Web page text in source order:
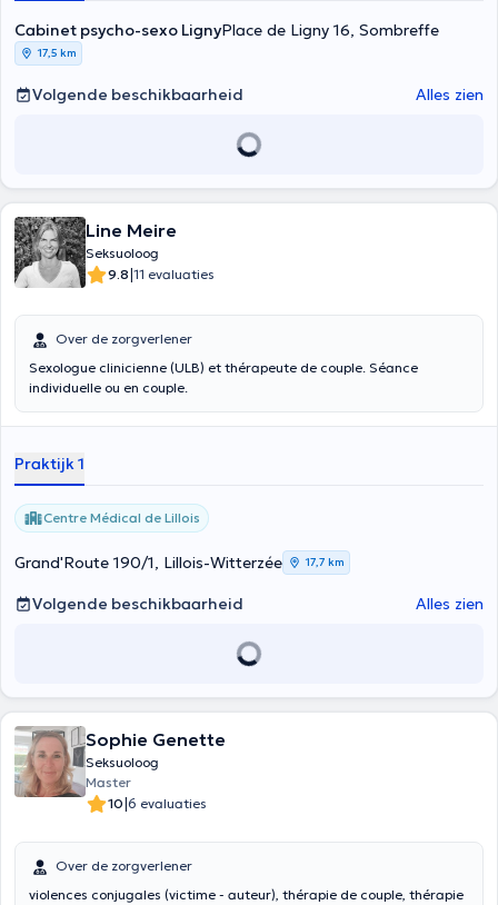
Cabinet psycho-sexo LignyPlace de Ligny 16, Sombreffe
17,5 km
Volgende beschikbaarheid Alles zien
Line Meire
Seksuoloog
9.8|11 evaluaties
Over de zorgverlener
Sexologue clinicienne (ULB) et thérapeute de couple. Séance
individuelle ou en couple.
Praktijk 1
Centre Médical de Lillois
Grand'Route 190/1, Lillois-Witterzée 17,7 km
Volgende beschikbaarheid Alles zien
Sophie Genette
Seksuoloog
Master
10|6 evaluaties
Over de zorgverlener
violences conjugales (victime - auteur), thérapie de couple, thérapie